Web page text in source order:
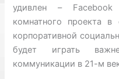
удивлен – Facebook
комнатного проекта
корпоративной
будет играть
коммуникации в 21-м